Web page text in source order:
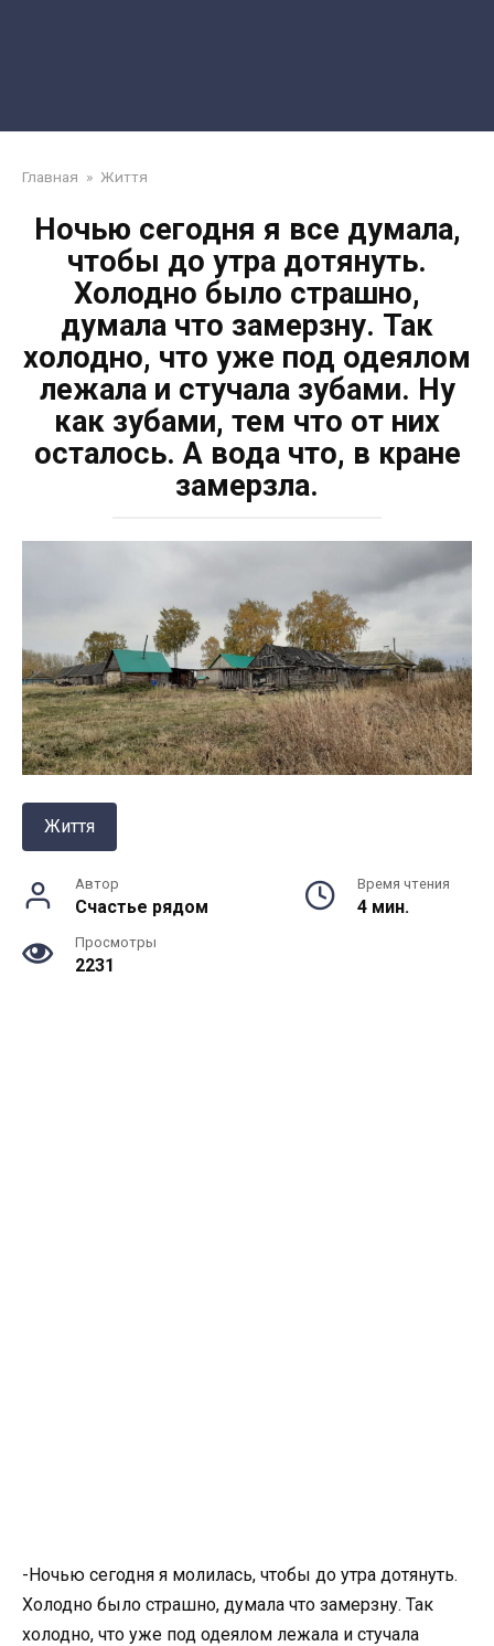
Главная » Життя
Ночью сегодня я все думала,
чтобы до утра дотянуть.
Холодно было страшно,
думала что замерзну. Так
холодно, что уже под одеялом
лежала и стучала зубами. Ну
как зубами, тем что от них
осталось. А вода что, в кране
замерзла.
Життя
Автор
Счастье рядом
Время чтения
4 мин.
Просмотры
2231
-Ночью сегодня я молилась, чтобы до утра дотянуть.
Холодно было страшно, думала что замерзну. Так
холодно, что уже под одеялом лежала и стучала